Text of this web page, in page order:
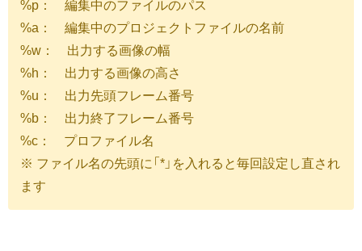
%p： 編集中のファイルのパス
%a： 編集中のプロジェクトファイルの名前
%w： 出力する画像の幅
%h： 出力する画像の高さ
%u： 出力先頭フレーム番号
%b： 出力終了フレーム番号
%c： プロファイル名
※ ファイル名の先頭に「*」を入れると毎回設定し直され
ます